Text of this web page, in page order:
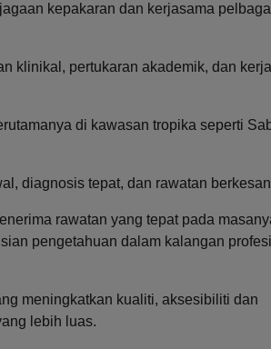
kepakaran dan kerjasama
klinikal, pertukaran akademik, dan
di kawasan tropika seperti
diagnosis tepat, dan rawatan
rawatan yang tepat pada
pengetahuan dalam kalangan
meningkatkan kualiti, aksesibiliti dan
lebih luas.